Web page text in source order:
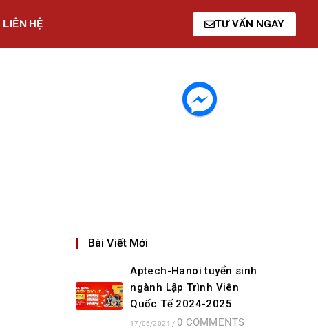
LIÊN HỆ TƯ VẤN NGAY
Bài Viết Mới
Aptech-Hanoi tuyển sinh
ngành Lập Trình Viên
Quốc Tế 2024-2025
17/06/2024 / 0 COMMENTS